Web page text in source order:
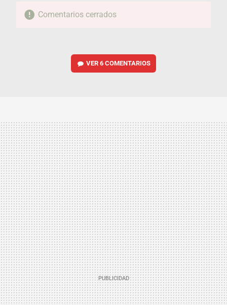
Comentarios cerrados
VER6 COMENTARIOS